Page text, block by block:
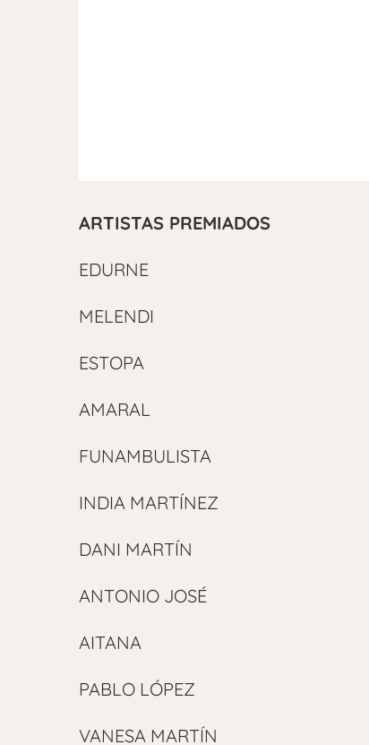
ARTISTAS PREMIADOS
EDURNE
MELENDI
ESTOPA
AMARAL
FUNAMBULISTA
INDIA MARTÍNEZ
DANI MARTÍN
ANTONIO JOSÉ
AITANA
PABLO LÓPEZ
VANESA MARTÍN